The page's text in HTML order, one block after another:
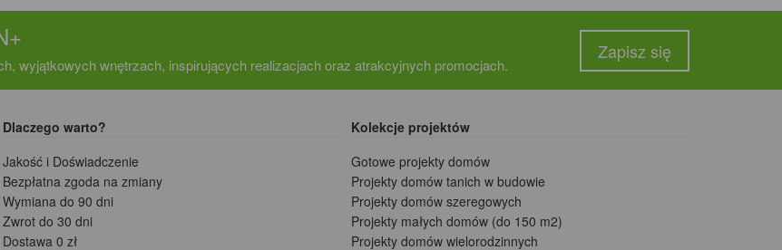
wyjątkowych wnętrzach, inspirujących realizacjach oraz atrakcyjnych promocjach.
Zapisz się
Dlaczego warto?
Jakość i Doświadczenie
Bezpłatna zgoda na zmiany
Wymiana do 90 dni
Zwrot do 30 dni
Dostawa 0 zł
Kolekcje projektów
Gotowe projekty domów
Projekty domów tanich w budowie
Projekty domów szeregowych
Projekty małych domów (do 150 m2)
Projekty domów wielorodzinnych